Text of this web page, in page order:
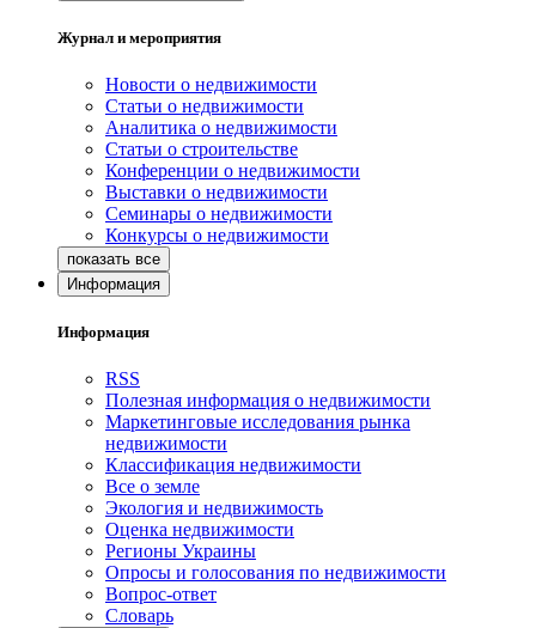
Журнал и мероприятия
Новости о недвижимости
Статьи о недвижимости
Аналитика о недвижимости
Статьи о строительстве
Конференции о недвижимости
Выставки о недвижимости
Семинары о недвижимости
Конкурсы о недвижимости
Информация
Информация
RSS
Полезная информация о недвижимости
Маркетинговые исследования рынка
недвижимости
Классификация недвижимости
Все о земле
Экология и недвижимость
Оценка недвижимости
Регионы Украины
Опросы и голосования по недвижимости
Вопрос-ответ
Словарь